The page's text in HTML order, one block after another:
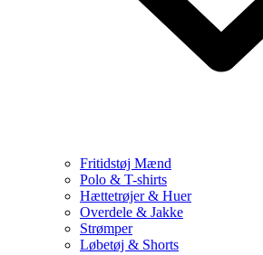
Fritidstøj Mænd
Polo & T-shirts
Hættetrøjer & Huer
Overdele & Jakke
Strømper
Løbetøj & Shorts